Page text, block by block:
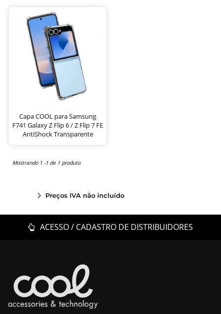
Capa COOL para Samsung
F741 Galaxy Z Flip 6 / Z Flip 7 FE
AntiShock Transparente
Mostrando 1 -1 de 1 produto
Preços IVA não incluído
ACESSO / CADASTRO DE DISTRIBUIDORES